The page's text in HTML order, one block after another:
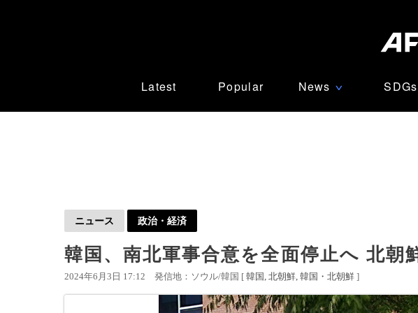
Latest Popular News ∨ SDGs
ニュース 政治・経済
韓国、南北軍事合意を全面停止へ 北朝
2024年6月3日 17:12 発信地：ソウル/韓国 [ 韓国 北朝鮮 韓国・北朝鮮 ]